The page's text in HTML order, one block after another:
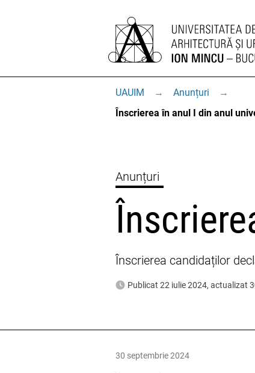
UAUIM → Anunțuri
→
Înscrierea în anul I din anul
Anunțuri
Înscrierea candidaților
Publicat 22 iulie 2024, actualizat
30 septembrie 2024